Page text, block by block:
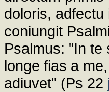
doloris,
coniungit
Psalmus: "In te
longe fias a
adiuvet" (Ps 22